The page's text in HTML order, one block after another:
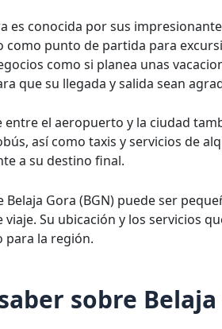
es conocida por sus
punto de partida para
como si planea unas
que su llegada y salida sean
el aeropuerto y la ciudad
así como taxis y servicios de
a su destino final.
Gora (BGN) puede ser
Su ubicación y los servicios
la región.
sobre Belaja